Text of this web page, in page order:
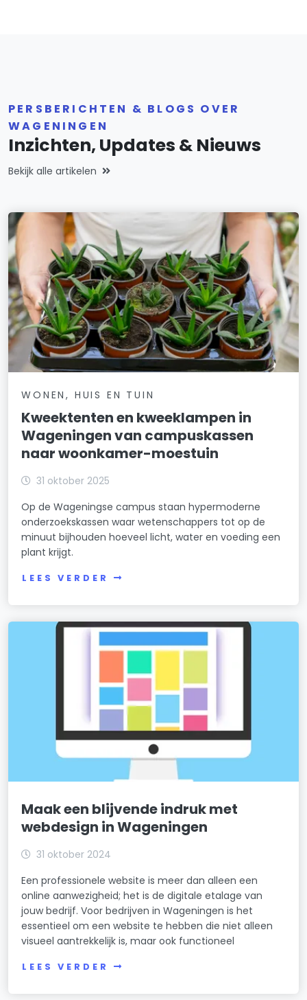
PERSBERICHTEN & BLOGS OVER
WAGENINGEN
Inzichten, Updates & Nieuws
Bekijk alle artikelen
WONEN, HUIS EN TUIN
Kweektenten en kweeklampen in
Wageningen van campuskassen
naar woonkamer-moestuin
31 oktober 2025
Op de Wageningse campus staan hypermoderne
onderzoekskassen waar wetenschappers tot op de
minuut bijhouden hoeveel licht, water en voeding een
plant krijgt.
LEES VERDER
Maak een blijvende indruk met
webdesign in Wageningen
31 oktober 2024
Een professionele website is meer dan alleen een
online aanwezigheid; het is de digitale etalage van
jouw bedrijf. Voor bedrijven in Wageningen is het
essentieel om een website te hebben die niet alleen
visueel aantrekkelijk is, maar ook functioneel
LEES VERDER